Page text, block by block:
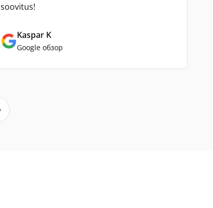
soovitus!
Kaspar K
Google обзор